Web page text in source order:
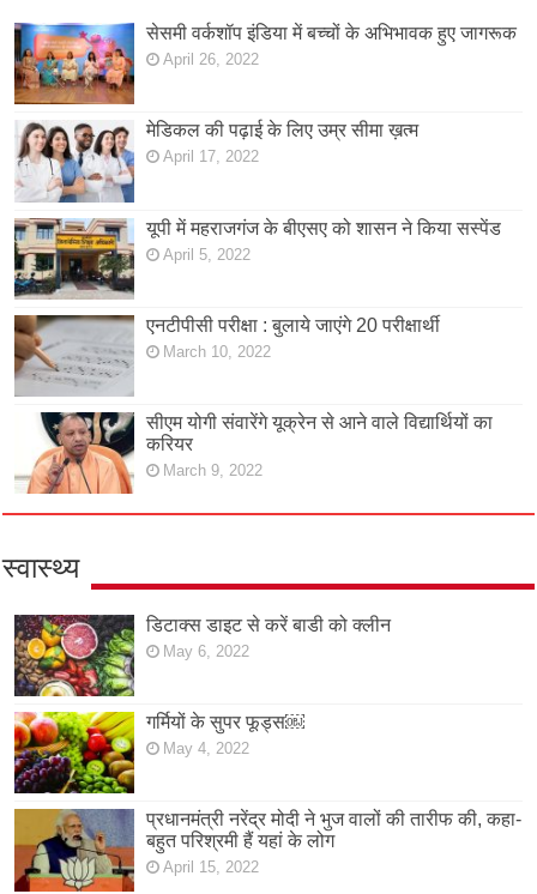
सेसमी वर्कशॉप इंडिया में बच्चों के अभिभावक हुए जागरूक
April 26, 2022
मेडिकल की पढ़ाई के लिए उम्र सीमा ख़त्म
April 17, 2022
यूपी में महराजगंज के बीएसए को शासन ने किया सस्पेंड
April 5, 2022
एनटीपीसी परीक्षा : बुलाये जाएंगे 20 परीक्षार्थी
March 10, 2022
सीएम योगी संवारेंगे यूक्रेन से आने वाले विद्यार्थियों का
करियर
March 9, 2022
स्वास्थ्य
डिटाक्स डाइट से करें बाडी को क्लीन
May 6, 2022
गर्मियों के सुपर फूड्स￼
May 4, 2022
प्रधानमंत्री नरेंद्र मोदी ने भुज वालों की तारीफ की, कहा-
बहुत परिश्रमी हैं यहां के लोग
April 15, 2022